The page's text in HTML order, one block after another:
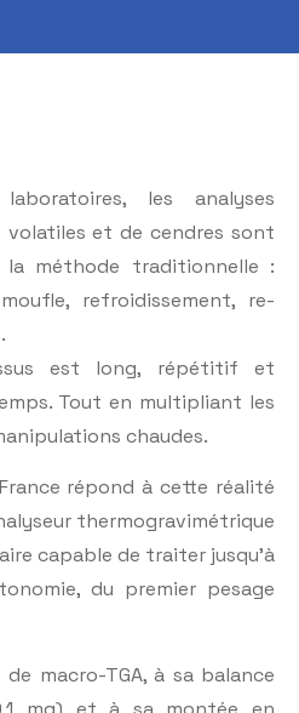
les analyses
volatiles et de cendres sont
la méthode traditionnelle :
refroidissement, re-
est long, répétitif et
Tout en multipliant les
chaudes.
répond à cette réalité
thermogravimétrique
capable de traiter jusqu’à
du premier pesage
macro-TGA, à sa balance